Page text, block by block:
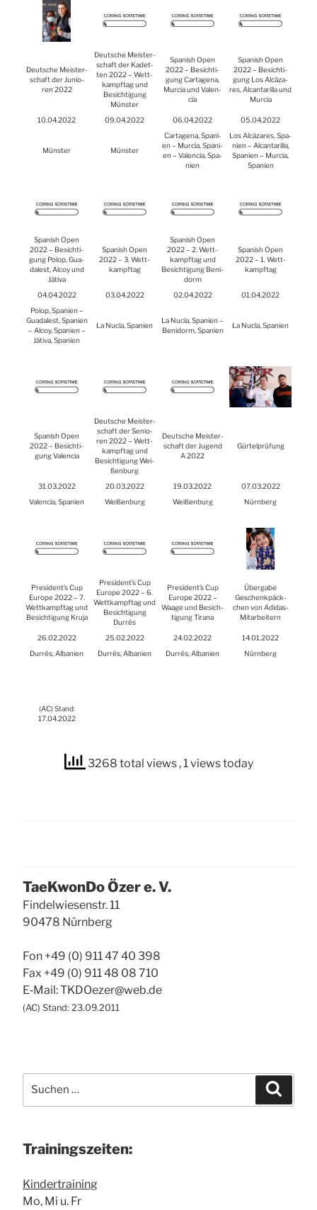
Deut­sche Meis­ter­
schaft der Junio­
ren 2022
Deut­sche Meis­ter­
schaft der Kadet­
ten 2022 – Wett­
kampf­tag und
Besich­ti­gung
Müns­ter
Spa­nish Open
2022 – Besich­ti­
gung Car­ta­ge­na,
Mur­cia und Valen­
cia
Spa­nish Open
2022 – Besich­ti­
gung Los Alcá­za­
res, Alcan­t­a­ril­la und
Mur­cia
10.04.2022 09.04.2022 06.04.2022 05.04.2022
Müns­ter Müns­ter
Car­ta­ge­na, Spa­ni­
en – Mur­cia, Spa­ni­
en – Valen­cia, Spa­
ni­en
Los Alcá­za­res, Spa­
ni­en – Alcan­t­a­ril­la,
Spa­ni­en – Mur­cia,
Spa­ni­en
Spa­nish Open
2022 – Besich­ti­
gung Polop, Gua­
da­lest, Alcoy und
Játi­va
Spa­nish Open
2022 – 3. Wett­
kampf­tag
Spa­nish Open
2022 – 2. Wett­
kampf­tag und
Besich­ti­gung Ben­i­
dorm
Spa­nish Open
2022 – 1. Wett­
kampf­tag
04.04.2022 03.04.2022 02.04.2022
01.04.2022
Polop, Spa­ni­en –
Gua­da­lest, Spa­ni­en
– Alcoy, Spa­ni­en –
Játi­va, Spa­ni­en
La Nucía, Spa­ni­en
La Nucía, Spa­ni­en –
Ben­i­dorm, Spa­ni­en
La Nucía, Spa­ni­en
Spa­nish Open
2022 – Besich­ti­
gung Valen­cia
Deut­sche Meis­ter­
schaft der Senio­
ren 2022 – Wett­
kampf­tag und
Besich­ti­gung Wei­
ßen­burg
Deut­sche Meis­ter­
schaft der Jugend
A 2022
Gür­tel­prü­fung
31.03.2022 20.03.2022 19.03.2022
07.03.2022
Valen­cia, Spa­ni­en
Wei­ßen­burg Wei­ßen­burg Nürn­berg
President’s Cup
Euro­pe 2022 – 7.
Wett­kampf­tag und
Besich­ti­gung Kru­ja
President’s Cup
Euro­pe 2022 – 6.
Wett­kampf­tag und
Besich­ti­gung
Durrës
President’s Cup
Euro­pe 2022 –
Waa­ge und Besich­
ti­gung Tira­na
Über­ga­be
Geschenk­päck­
chen von Adi­das-
Mit­ar­bei­tern
26.02.2022 25.02.2022 24.02.2022
14.01.2022
Durrës, Alba­ni­en
Durrës, Alba­ni­en Durrës, Alba­ni­en Nürn­berg
(AC) Stand:
17.04.2022
3268 total views , 1 views today
Tae­Kwon­Do Özer e. V.
Fin­del­wie­sen­str. 11
90478 Nürn­berg
Fon +49 (0) 911 47 40 398
Fax +49 (0) 911 48 08 710
E‑Mail: TKDOezer@web.de
(AC) Stand: 23.09.2011
nach:
Trai­nings­zei­ten:
Kin­der­trai­ning
Mo, Mi u. Fr